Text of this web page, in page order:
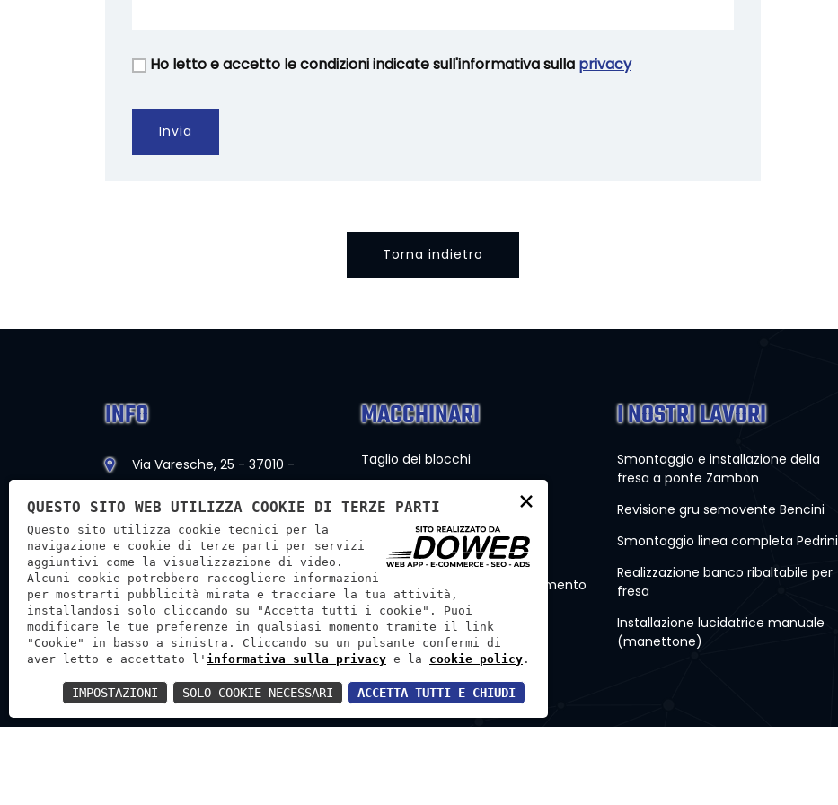
Ho letto e accetto le condizioni indicate sull'informativa sulla privacy
Invia
Torna indietro
INFO
Via Varesche, 25 - 37010 -
info@bortmachinery.it
officinabortignonsnc@pec.it
Ass. commerciale:
+39 349 865 9670
Ass. tecnica:
+39 349 707 9502
MACCHINARI
Taglio dei blocchi
Macchine da cava
Mezzi di sollevamento e Movimento
Altri macchinari
I NOSTRI LAVORI
Smontaggio e installazione della
fresa a ponte Zambon
Revisione gru semovente Bencini
Smontaggio linea completa Pedrini
Realizzazione banco ribaltabile per
fresa
Installazione lucidatrice manuale
(manettone)
×
QUESTO SITO WEB UTILIZZA COOKIE DI TERZE PARTI
Questo sito utilizza cookie tecnici per la
navigazione e cookie di terze parti per servizi
aggiuntivi come la visualizzazione di video.
Alcuni cookie potrebbero raccogliere informazioni
per mostrarti pubblicità mirata e tracciare la tua attività,
installandosi solo cliccando su "Accetta tutti i cookie". Puoi
modificare le tue preferenze in qualsiasi momento tramite il link
"Cookie" in basso a sinistra. Cliccando su un pulsante confermi di
aver letto e accettato l' informativa sulla privacy e la cookie policy .
ACCETTA TUTTI E CHIUDI
SOLO COOKIE NECESSARI
IMPOSTAZIONI